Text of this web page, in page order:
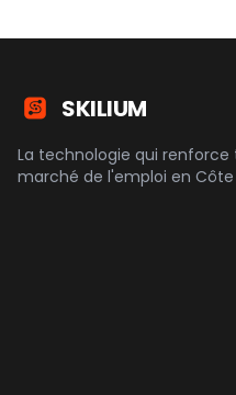
SKILIUM
La technologie qui renforce
marché de l'emploi en Côte